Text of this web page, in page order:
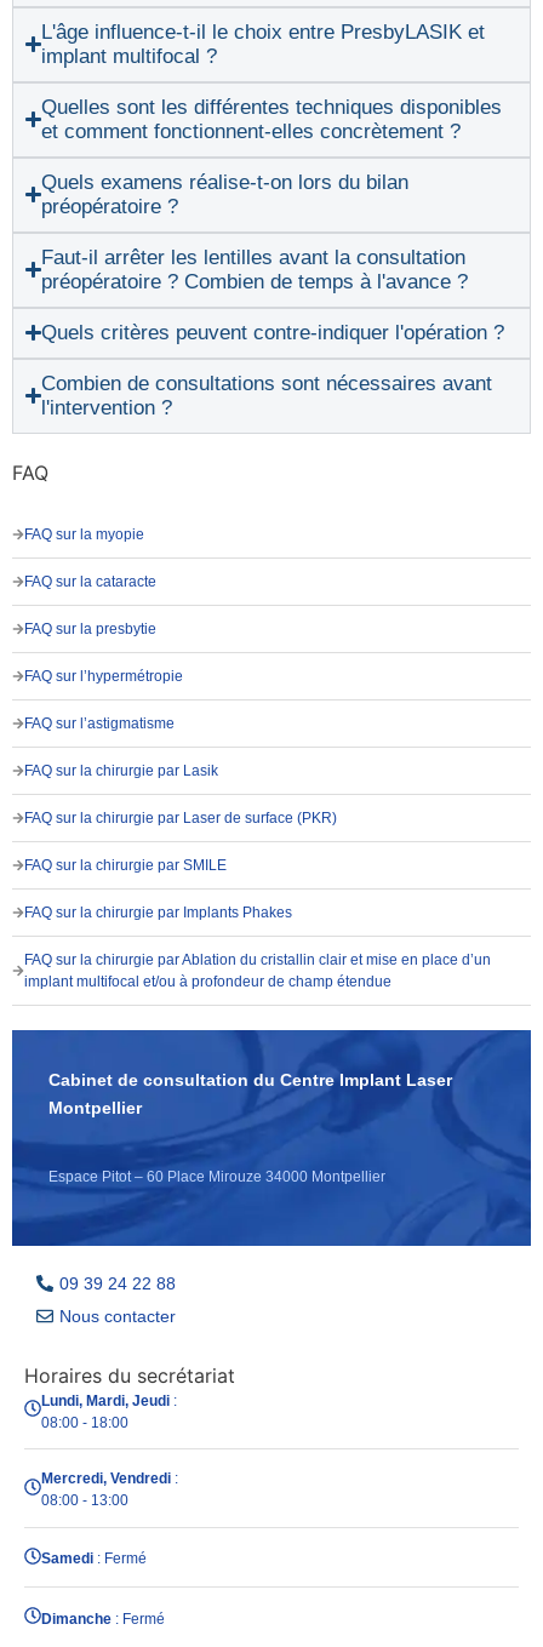
FAQ
FAQ sur la myopie
FAQ sur la cataracte
FAQ sur la presbytie
FAQ sur l’hypermétropie
FAQ sur l’astigmatisme
FAQ sur la chirurgie par Lasik
FAQ sur la chirurgie par Laser de surface (PKR)
FAQ sur la chirurgie par SMILE
FAQ sur la chirurgie par Implants Phakes
FAQ sur la chirurgie par Ablation du cristallin clair et mise en place d’un
implant multifocal et/ou à profondeur de champ étendue
Cabinet de consultation du Centre Implant Laser
Montpellier
Espace Pitot – 60 Place Mirouze 34000 Montpellier
09 39 24 22 88
Nous contacter
Horaires du secrétariat
Lundi, Mardi, Jeudi :
08:00 - 18:00
Mercredi, Vendredi :
08:00 - 13:00
Samedi : Fermé
Dimanche : Fermé
L'âge influence-t-il le choix entre PresbyLASIK et
implant multifocal ?
Quelles sont les différentes techniques disponibles
et comment fonctionnent-elles concrètement ?
Quels examens réalise-t-on lors du bilan
préopératoire ?
Faut-il arrêter les lentilles avant la consultation
préopératoire ? Combien de temps à l'avance ?
Quels critères peuvent contre-indiquer l'opération ?
Combien de consultations sont nécessaires avant
l'intervention ?